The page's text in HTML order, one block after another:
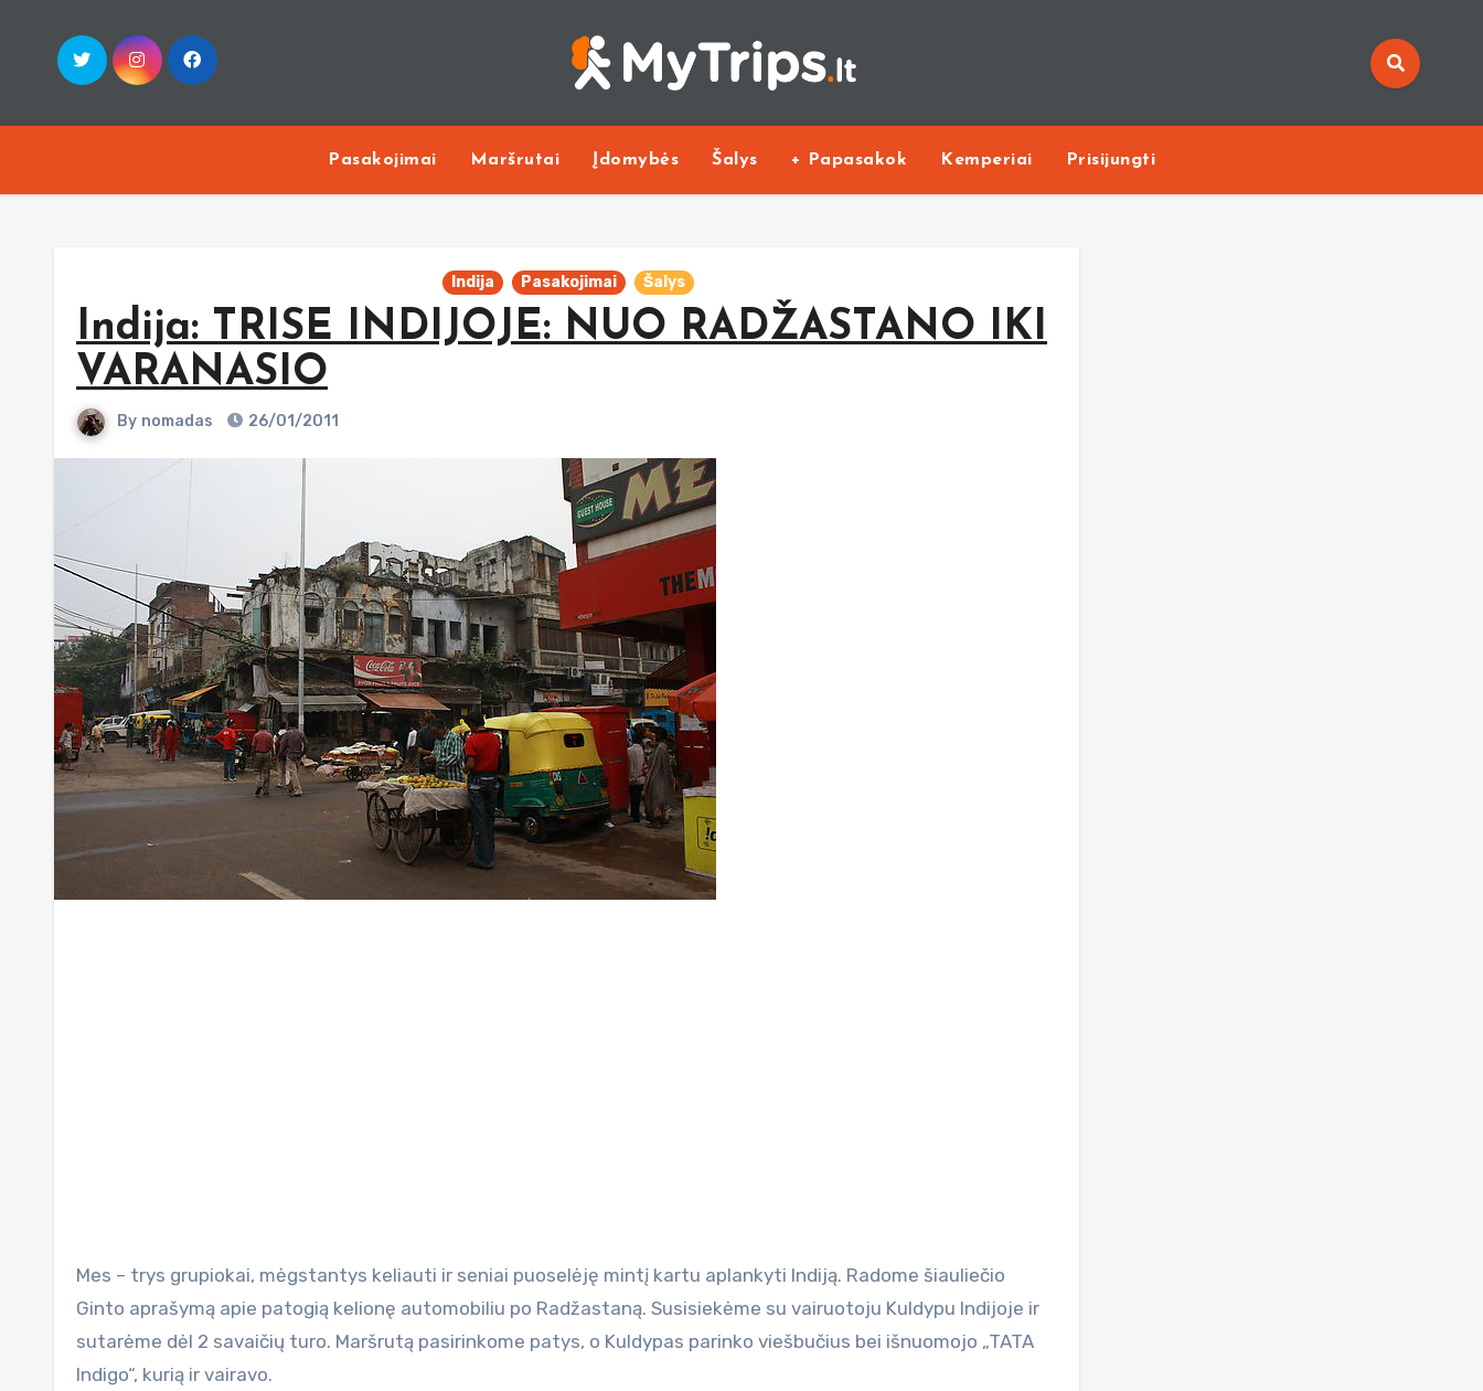
content
Pasakojimai Maršrutai Įdomybės Šalys + Papasakok Kemperiai Prisijungti
Indija Pasakojimai Šalys
Indija: TRISE INDIJOJE: NUO RADŽASTANO IKI
VARANASIO
By nomadas 26/01/2011
Mes – trys grupiokai, mėgstantys keliauti ir seniai puoselėję mintį kartu aplankyti Indiją. Radome šiauliečio
Ginto aprašymą apie patogią kelionę automobiliu po Radžastaną. Susisiekėme su vairuotoju Kuldypu Indijoje ir
sutarėme dėl 2 savaičių turo. Maršrutą pasirinkome patys, o Kuldypas parinko viešbučius bei išnuomojo „TATA
Indigo“, kurią ir vairavo.